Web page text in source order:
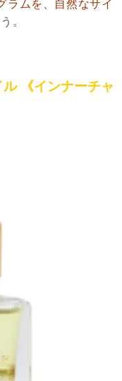
ラムを、自然なサイ
。
《インナーチャ